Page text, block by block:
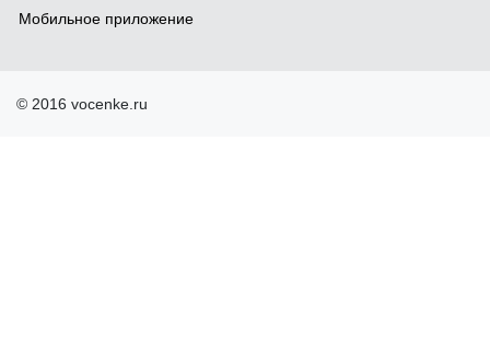
Мобильное приложение
© 2016 vocenke.ru